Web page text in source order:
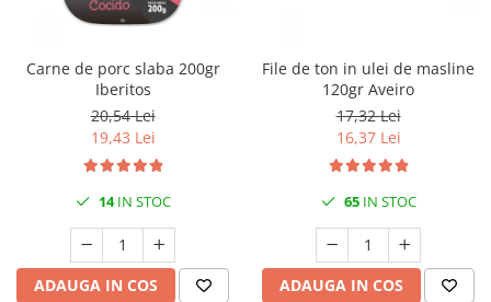
Carne de porc slaba 200gr
Iberitos
20,54 Lei
19,43 Lei
14IN STOC
ADAUGA IN COS
File de ton in ulei de masline
120gr Aveiro
17,32 Lei
16,37 Lei
65IN STOC
ADAUGA IN COS